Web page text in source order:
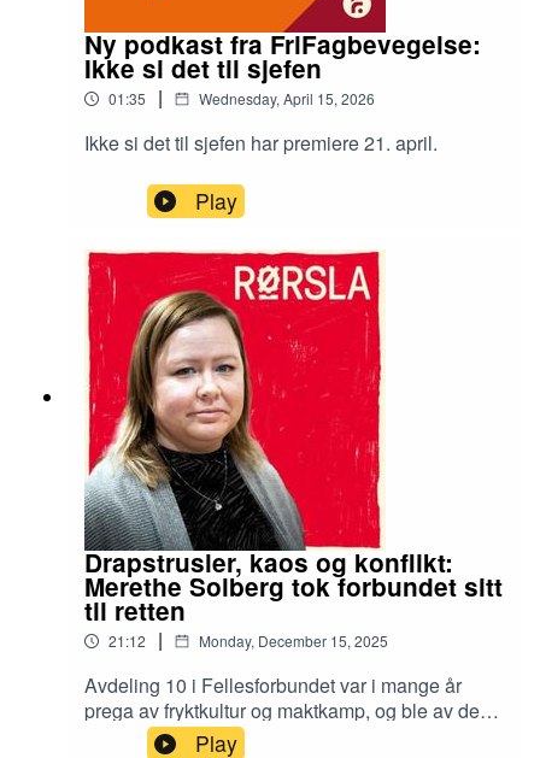
Ny podkast fra FriFagbevegelse:
Ikke si det til sjefen
01:35 | Wednesday, April 15, 2026
Ikke si det til sjefen har premiere 21. april.
Play
Drapstrusler, kaos og konflikt:
Merethe Solberg tok forbundet sitt
til retten
21:12 | Monday, December 15, 2025
Avdeling 10 i Fellesforbundet var i mange år
prega av fryktkultur og maktkamp, og ble av de
rundt beskrevet som et vepsebol. Den tidligere
Play